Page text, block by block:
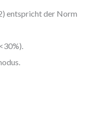
entspricht der Norm